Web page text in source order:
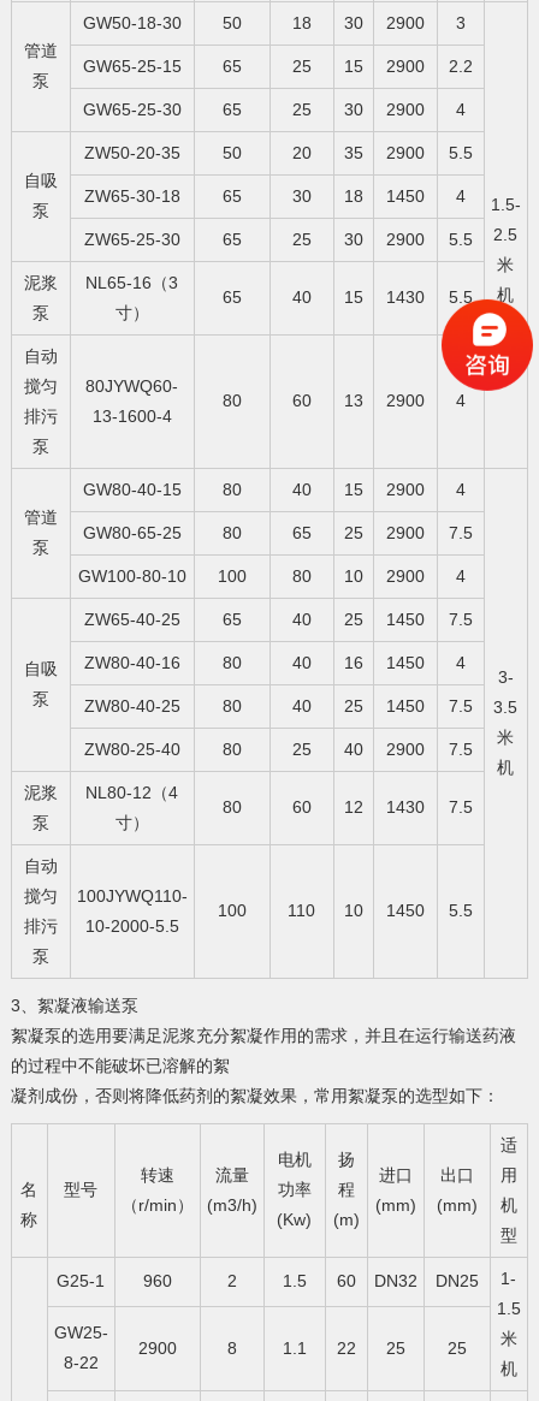
管道
泵
GW50-18-30 50 18 30 2900 3
1.5-
2.5
米
机
GW65-25-15 65 25 15 2900 2.2
GW65-25-30 65 25 30 2900 4
自吸
泵
ZW50-20-35 50 20 35 2900 5.5
ZW65-30-18 65 30 18 1450 4
ZW65-25-30 65 25 30 2900 5.5
泥浆
泵
NL65-16（3
寸）
65 40 15 1430 5.5
自动
搅匀
排污
泵
80JYWQ60-
13-1600-4
80 60 13 2900 4
管道
泵
GW80-40-15 80 40 15 2900 4
3-
3.5
米
机
GW80-65-25 80 65 25 2900 7.5
GW100-80-10 100 80 10 2900 4
自吸
泵
ZW65-40-25 65 40 25 1450 7.5
ZW80-40-16 80 40 16 1450 4
ZW80-40-25 80 40 25 1450 7.5
ZW80-25-40 80 25 40 2900 7.5
泥浆
泵
NL80-12（4
寸）
80 60 12 1430 7.5
自动
搅匀
排污
泵
100JYWQ110-
10-2000-5.5
100 110 10 1450 5.5
3、絮凝液输送泵
絮凝泵的选用要满足泥浆充分絮凝作用的需求，并且在运行输送药液
的过程中不能破坏已溶解的絮
凝剂成份，否则将降低药剂的絮凝效果，常用絮凝泵的选型如下：
名
称
型号
转速
（r/min）
流量
(m3/h)
电机
功率
(Kw)
扬
程
(m)
进口
(mm)
出口
(mm)
适
用
机
型
G25-1 960 2 1.5 60 DN32 DN25
1-
1.5
米
机
GW25-
8-22
2900 8 1.1 22 25 25